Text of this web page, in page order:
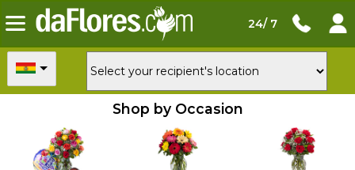
24/ 7
Shop by Occasion